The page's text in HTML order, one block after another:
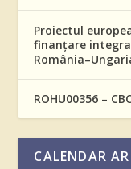
Proiectul
finanțare
ROHU00356 –
CALENDAR